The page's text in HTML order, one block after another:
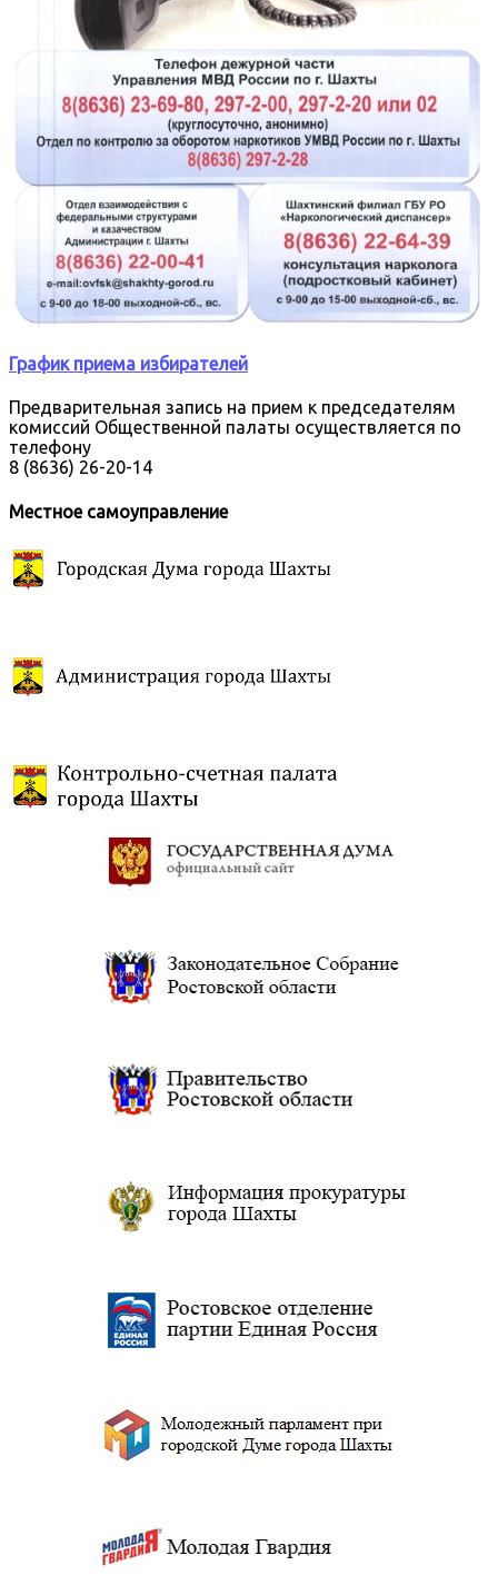
График приема избирателей
Предварительная запись на прием к председателям
комиссий Общественной палаты осуществляется по
телефону
8 (8636) 26-20-14
Местное самоуправление